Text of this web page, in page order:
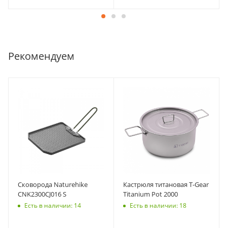
Рекомендуем
Сковорода Naturehike
CNK2300CJ016 S
Есть в наличии: 14
Кастрюля титановая T-Gear
Titanium Pot 2000
Есть в наличии: 18